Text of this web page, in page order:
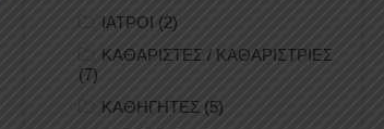
ΙΑΤΡΟΙ (2)
ΚΑΘΑΡΙΣΤΕΣ / ΚΑΘΑΡΙΣΤΡΙΕΣ
(7)
ΚΑΘΗΓΗΤΕΣ (5)